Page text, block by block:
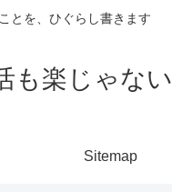
とを、ひぐらし書きます
も楽じゃない
Sitemap